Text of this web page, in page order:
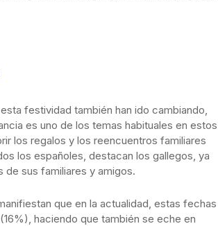
festividad también han ido cambiando,
es uno de los temas habituales en estos
los regalos y los reencuentros familiares
los españoles, destacan los gallegos, ya
sus familiares y amigos.
que en la actualidad, estas fechas
haciendo que también se eche en